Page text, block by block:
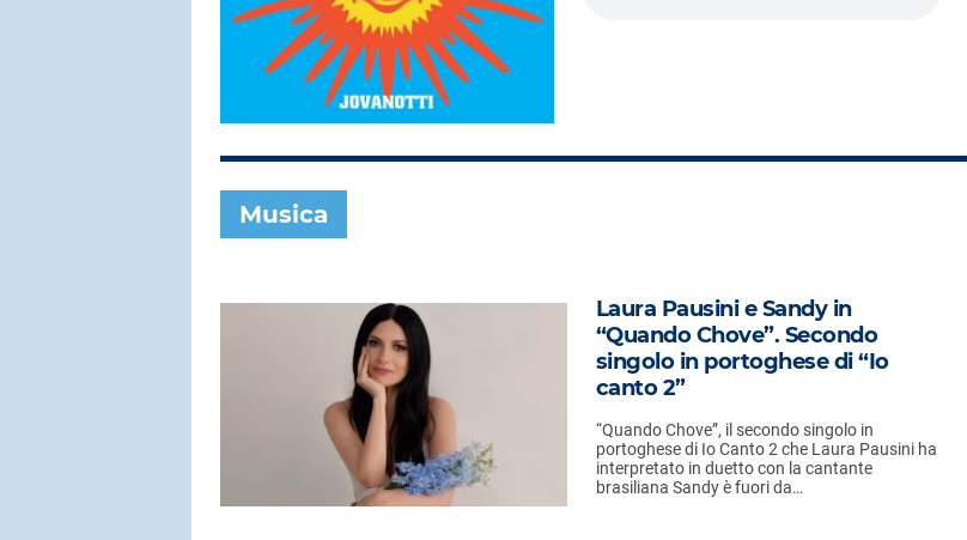
Musica
Laura Pausini e Sandy in
“Quando Chove”. Secondo
singolo in portoghese di “Io
canto 2”
“Quando Chove”, il secondo singolo in
portoghese di Io Canto 2 che Laura Pausini ha
interpretato in duetto con la cantante
brasiliana Sandy è fuori da…
Heart Of Gold
Subasio Per Un'Ora
Magnetic
PREZIOSO
Tell Me Why